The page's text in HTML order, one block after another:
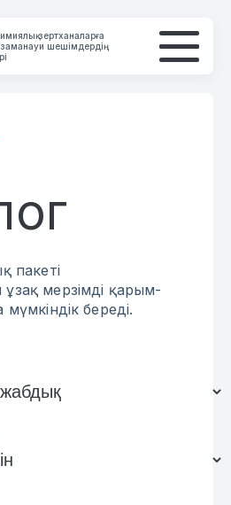
зертханаларға
заманауи шешімдердің
пакеті
мерзімді қарым-
береді.